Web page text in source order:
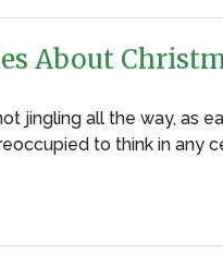
About
jingling all the way, as
to think in any